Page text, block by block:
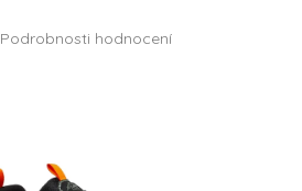
Podrobnosti hodnocení